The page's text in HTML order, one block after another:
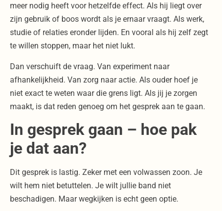
meer nodig heeft voor hetzelfde effect. Als hij liegt over
zijn gebruik of boos wordt als je ernaar vraagt. Als werk,
studie of relaties eronder lijden. En vooral als hij zelf zegt
te willen stoppen, maar het niet lukt.
Dan verschuift de vraag. Van experiment naar
afhankelijkheid. Van zorg naar actie. Als ouder hoef je
niet exact te weten waar die grens ligt. Als jij je zorgen
maakt, is dat reden genoeg om het gesprek aan te gaan.
In gesprek gaan – hoe pak
je dat aan?
Dit gesprek is lastig. Zeker met een volwassen zoon. Je
wilt hem niet betuttelen. Je wilt jullie band niet
beschadigen. Maar wegkijken is echt geen optie.